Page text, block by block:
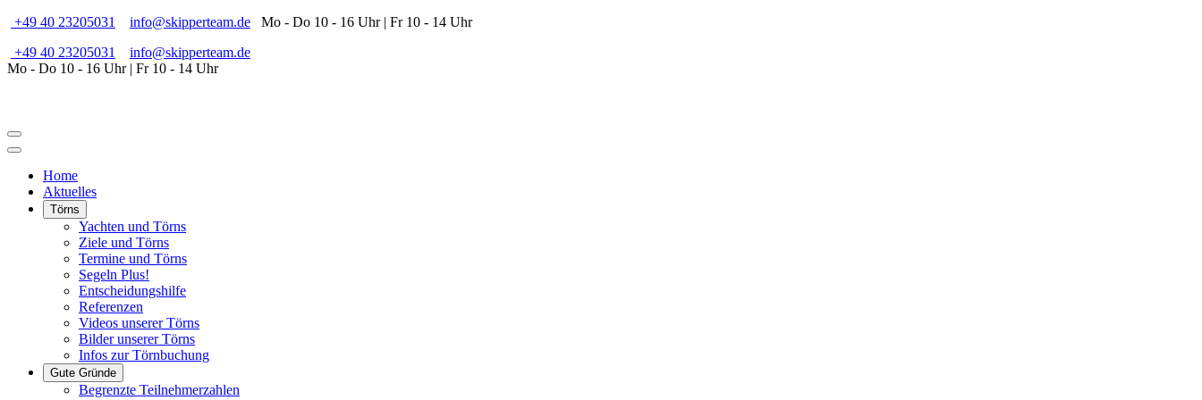
+49 40 23205031 info@skipperteam.de Mo - Do 10 - 16 Uhr | Fr 10 - 14 Uhr
+49 40 23205031
info@skipperteam.de
Mo - Do 10 - 16 Uhr | Fr 10 - 14 Uhr
Home
Aktuelles
Törns
Yachten und Törns
Ziele und Törns
Termine und Törns
Segeln Plus!
Entscheidungshilfe
Referenzen
Videos unserer Törns
Bilder unserer Törns
Infos zur Törnbuchung
Gute Gründe
Begrenzte Teilnehmerzahlen